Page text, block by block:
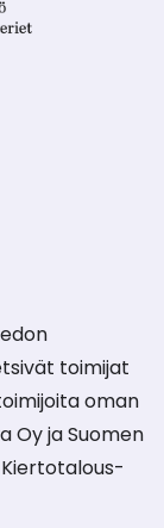
toimijat
oman
Oy ja Suomen